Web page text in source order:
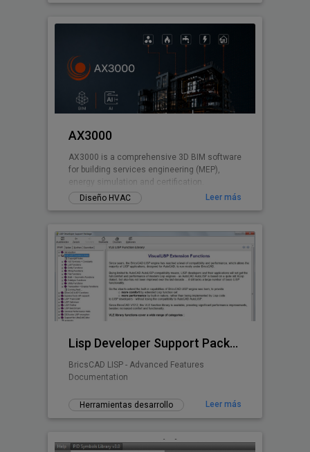
AX3000
AX3000 is a comprehensive 3D BIM software
for building services engineering (MEP),
energy simulation and certification.
Diseño HVAC
Leer más
Lisp Developer Support Package (LDSP)
BricsCAD LISP - Advanced Features
Documentation
Herramientas desarrollo Leer más